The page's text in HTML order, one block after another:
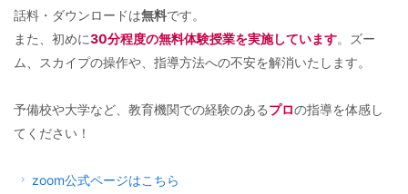
話料・ダウンロードは無料です。
また、初めに30分程度の無料体験授業を実施しています。ズー
ム、スカイプの操作や、指導方法への不安を解消いたします。
予備校や大学など、教育機関での経験のあるプロの指導を体感し
てください！
zoom公式ページはこちら